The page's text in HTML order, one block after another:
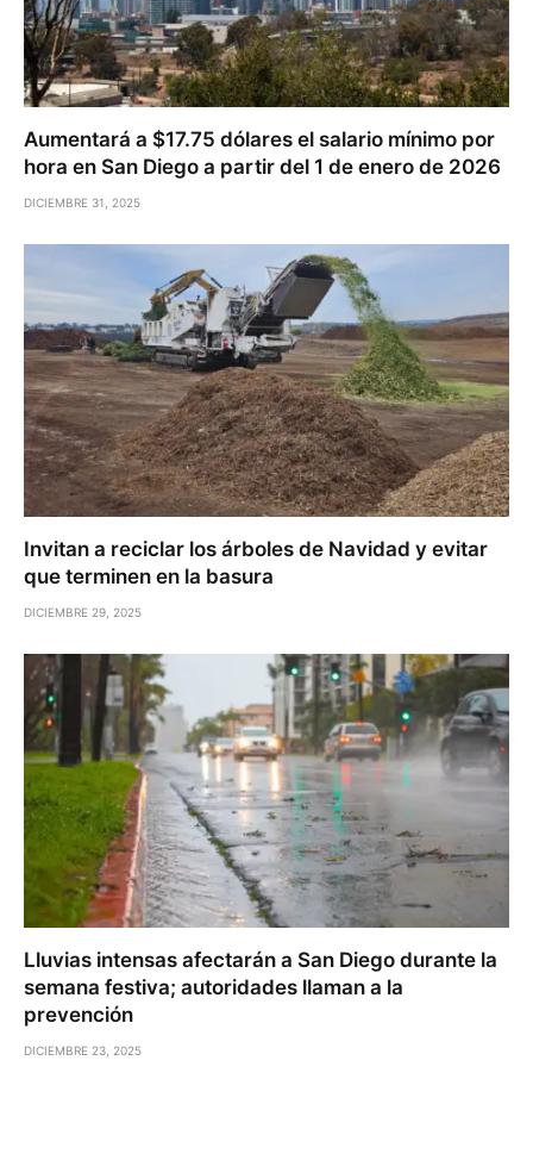
Aumentará a $17.75 dólares el salario mínimo por
hora en San Diego a partir del 1 de enero de 2026
DICIEMBRE 31, 2025
Invitan a reciclar los árboles de Navidad y evitar
que terminen en la basura
DICIEMBRE 29, 2025
Lluvias intensas afectarán a San Diego durante la
semana festiva; autoridades llaman a la
prevención
DICIEMBRE 23, 2025